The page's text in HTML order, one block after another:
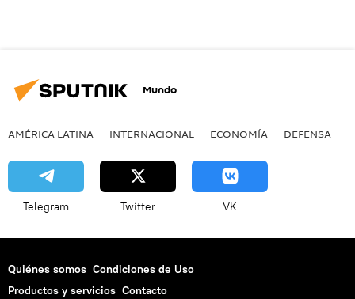
Mundo
AMÉRICA LATINA INTERNACIONAL ECONOMÍA DEFENSA
Telegram Twitter VK
Quiénes somos Condiciones de Uso
Productos y servicios Contacto